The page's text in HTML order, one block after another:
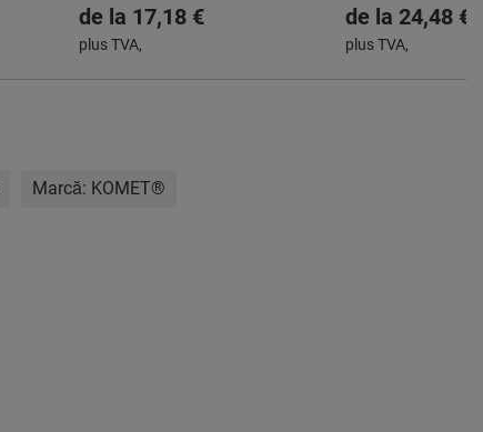
de la 17,18 €
plus TVA,
de la 24,48 €
plus TVA,
Marcă: KOMET®